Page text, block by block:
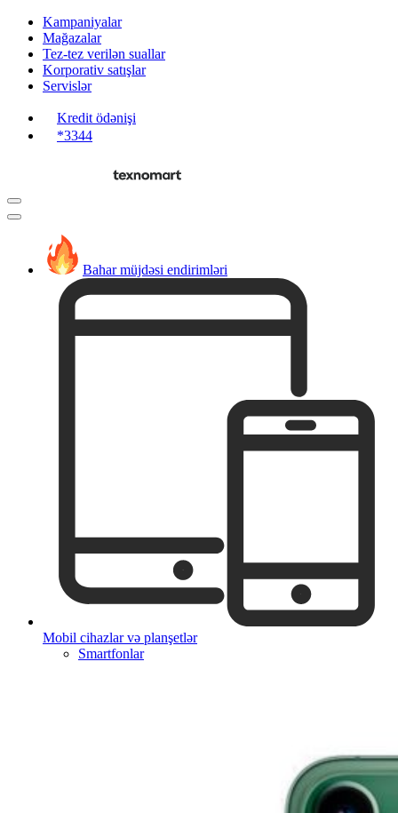
Kampaniyalar
Mağazalar
Tez-tez verilən suallar
Korporativ satışlar
Servislər
Kredit ödənişi
*3344
Bahar müjdəsi endirimləri
Mobil cihazlar və planşetlər
Smartfonlar